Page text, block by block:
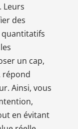
Leurs
des
quantitatifs
un cap,
répond
Ainsi, vous
en évitant